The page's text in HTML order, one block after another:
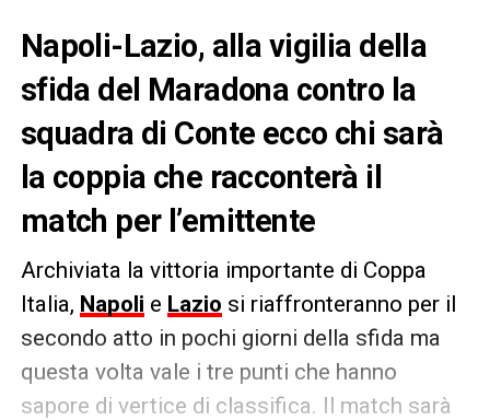
Napoli-Lazio, alla vigilia della
sfida del Maradona contro la
squadra di Conte ecco chi sarà
la coppia che racconterà il
match per l’emittente
Archiviata la vittoria importante di Coppa
Italia, Napoli e Lazio si riaffronteranno per il
secondo atto in pochi giorni della sfida ma
questa volta vale i tre punti che hanno
sapore di vertice di classifica. Il match sarà